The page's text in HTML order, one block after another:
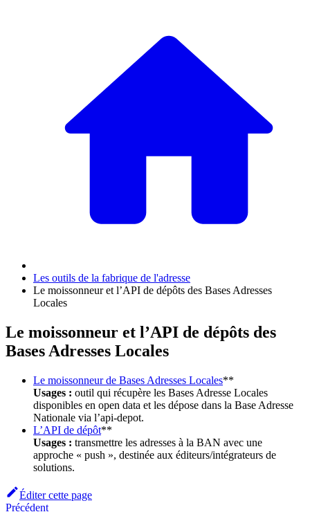
Les outils de la fabrique de l'adresse
Le moissonneur et l’API de dépôts des Bases Adresses
Locales
Le moissonneur et l’API de dépôts des
Bases Adresses Locales
Le moissonneur de Bases Adresses Locales**
Usages : outil qui récupère les Bases Adresse Locales
disponibles en open data et les dépose dans la Base Adresse
Nationale via l’api-depot.
L’API de dépôt**
Usages : transmettre les adresses à la BAN avec une
approche « push », destinée aux éditeurs/intégrateurs de
solutions.
Éditer cette page
Précédent